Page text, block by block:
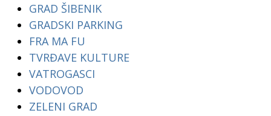
GRAD ŠIBENIK
GRADSKI PARKING
FRA MA FU
TVRĐAVE KULTURE
VATROGASCI
VODOVOD
ZELENI GRAD